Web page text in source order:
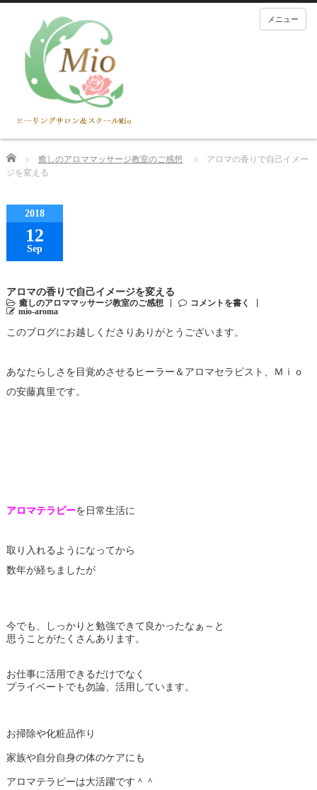
メニュー
Home 癒しのアロママッサージ教室のご感想
アロマの香りで自己イメー
ジを変える
2018
12
Sep
アロマの香りで自己イメージを変える
癒しのアロママッサージ教室のご感想
コメントを書く
mio-aroma
このブログにお越しくださりありがとうございます。
あなたらしさを目覚めさせるヒーラー＆アロマセラピスト、Ｍｉｏ
の安藤真里です。
アロマテラピーを日常生活に
取り入れるようになってから
数年が経ちましたが
今でも、しっかりと勉強できて良かったなぁ～と
思うことがたくさんあります。
お仕事に活用できるだけでなく
プライベートでも勿論、活用しています。
お掃除や化粧品作り
家族や自分自身の体のケアにも
アロマテラピーは大活躍です＾＾